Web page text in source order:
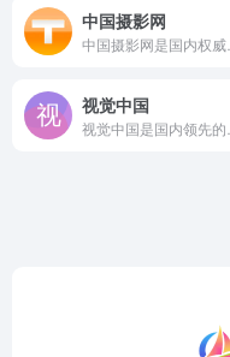
中国摄影网
视觉中国